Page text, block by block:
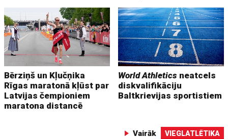
Bērziņš un Kļučņika
Rīgas maratonā kļūst par
Latvijas čempioniem
maratona distancē
World Athletics neatcels
diskvalifikāciju
Baltkrievijas sportistiem
Vairāk VIEGLATLĒTIKA